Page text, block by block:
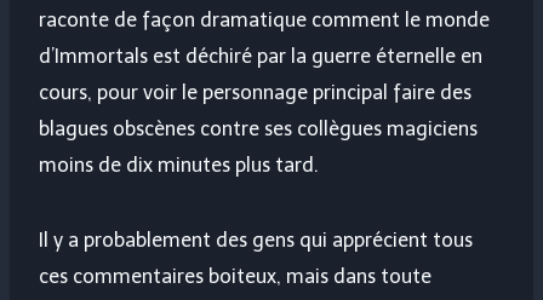
raconte de façon dramatique comment le monde
d’Immortals est déchiré par la guerre éternelle en
cours, pour voir le personnage principal faire des
blagues obscènes contre ses collègues magiciens
moins de dix minutes plus tard.
Il y a probablement des gens qui apprécient tous
ces commentaires boiteux, mais dans toute